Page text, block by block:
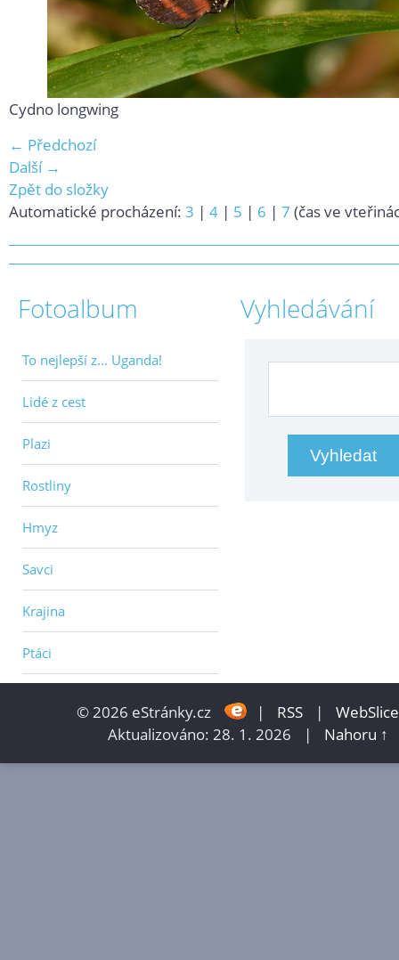
Cydno longwing
← Předchozí
Další →
Zpět do složky
Automatické procházení: 3 | 4 | 5 | 6 | 7 (čas ve
Fotoalbum
To nejlepší z... Uganda!
Lidé z cest
Plazi
Rostliny
Hmyz
Savci
Krajina
Ptáci
Vyhledávání
© 2026 eStránky.cz | RSS |
WebSlice
Aktualizováno: 28. 1. 2026
| Nahoru ↑